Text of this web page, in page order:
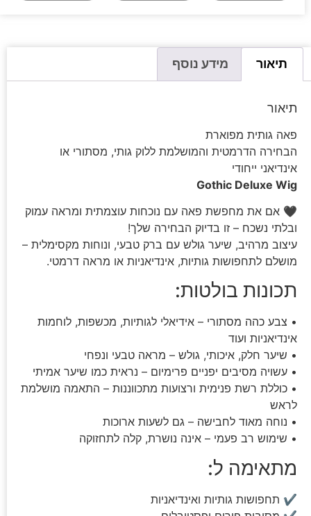
תיאור מידע נוסף
תיאור
פאה גותית מפוארת
הבחירה הדרמטית והמושלמת ללוק גותי, מסתורי או
אינדיאני ייחודי
Gothic Deluxe Wig
🖤 אם את מחפשת פאה עם נוכחות עוצמתית ומראה עמוק
ובלתי נשכח – זו בדיוק הבחירה שלך!
עיצוב מרהיב, שיער גולש עם ברק טבעי, ונוחות מקסימלית –
מושלם לתחפושות גותיות, אינדיאניות או מראה דרמטי.
תכונות בולטות:
• צבע כהה מסתורי – אידיאלי לגותיות, מכשפות, לוחמות
אינדיאניות ועוד
• שיער חלק, איכותי, גולש – מראה טבעי ונפחי
• עשויה מסיבים יפניים פרימיום – נראית כמו שיער אמיתי
• כוללת רשת פנימית ורצועות מתכווננות – התאמה מושלמת
לראש
• נוחה מאוד לחבישה – גם לשעות ארוכות
• שימוש רב פעמי – אינה נושרת, קלה לתחזוקה
מתאימה ל:
✔ תחפושות גותיות ואינדיאניות